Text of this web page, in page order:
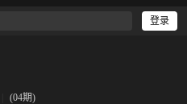
登录
(04期)